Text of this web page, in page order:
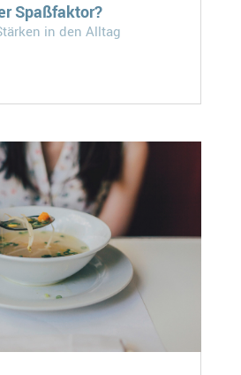
Spaßfaktor?
in den Alltag